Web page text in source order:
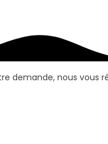
demande, nous vous